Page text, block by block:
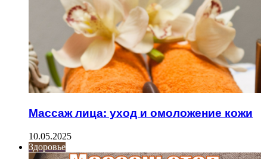
Массаж лица: уход и омоложение кожи
10.05.2025
Здоровье